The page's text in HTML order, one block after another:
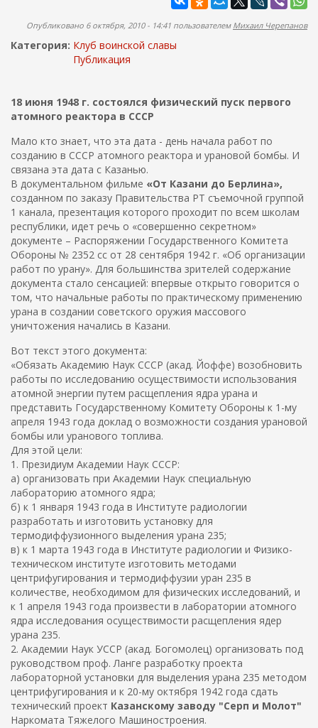
о
к
а
Опубликовано 6 октября, 2010 - 14:41 пользователем Михаил Черепанов
Категория: Клуб воинской славы
Публикация
18 июня 1948 г. состоялся физический пуск первого
атомного реактора в СССР
Мало кто знает, что эта дата - день начала работ по
созданию в СССР атомного реактора и урановой бомбы. И
связана эта дата с Казанью.
В документальном фильме «От Казани до Берлина»,
созданном по заказу Правительства РТ съемочной группой
1 канала, презентация которого проходит по всем школам
республики, идет речь о «совершенно секретном»
документе – Распоряжении Государственного Комитета
Обороны № 2352 сс от 28 сентября 1942 г. «Об организации
работ по урану». Для большинства зрителей содержание
документа стало сенсацией: впервые открыто говорится о
том, что начальные работы по практическому применению
урана в создании советского оружия массового
уничтожения начались в Казани.
Вот текст этого документа:
«Обязать Академию Наук СССР (акад. Йоффе) возобновить
работы по исследованию осуществимости использования
атомной энергии путем расщепления ядра урана и
представить Государственному Комитету Обороны к 1-му
апреля 1943 года доклад о возможности создания урановой
бомбы или уранового топлива.
Для этой цели:
1. Президиум Академии Наук СССР:
а) организовать при Академии Наук специальную
лабораторию атомного ядра;
б) к 1 января 1943 года в Институте радиологии
разработать и изготовить установку для
термодиффузионного выделения урана 235;
в) к 1 марта 1943 года в Институте радиологии и Физико-
техническом институте изготовить методами
центрифугирования и термодиффузии уран 235 в
количестве, необходимом для физических исследований, и
к 1 апреля 1943 года произвести в лаборатории атомного
ядра исследования осуществимости расщепления ядер
урана 235.
2. Академии Наук УССР (акад. Богомолец) организовать под
руководством проф. Ланге разработку проекта
лабораторной установки для выделения урана 235 методом
центрифугирования и к 20-му октября 1942 года сдать
технический проект Казанскому заводу "Серп и Молот"
Наркомата Тяжелого Машиностроения.